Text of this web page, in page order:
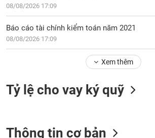
08/08/2026 17:09
Báo cáo tài chính kiểm toán năm 2021
08/08/2026 17:09
Xem thêm
Tỷ lệ cho vay ký quỹ
Thông tin cơ bản
(-)
Báo
cáo